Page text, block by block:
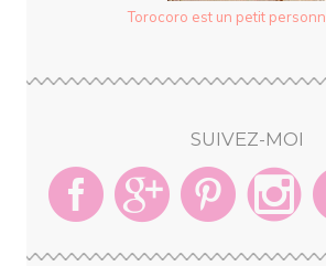
Torocoro est un petit
SUIVEZ-MOI